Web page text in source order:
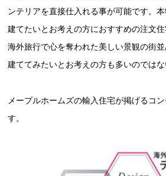
ンテリアを直接仕入れる事が可能です。
建てたいとお考えの方におすすめの注文住
海外旅行で心を奪われた美しい景観の街
建ててみたいとお考えの方も多いのではな
メープルホームズの輸入住宅が掲げるコ
す。